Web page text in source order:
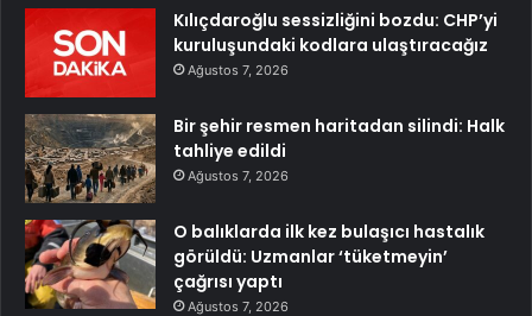
Kılıçdaroğlu sessizliğini bozdu: CHP’yi
kuruluşundaki kodlara ulaştıracağız
Ağustos 7, 2026
Bir şehir resmen haritadan silindi: Halk
tahliye edildi
Ağustos 7, 2026
O balıklarda ilk kez bulaşıcı hastalık
görüldü: Uzmanlar ‘tüketmeyin’
çağrısı yaptı
Ağustos 7, 2026